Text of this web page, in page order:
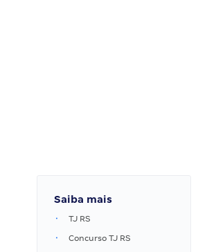
Saiba mais
TJ RS
Concurso TJ RS